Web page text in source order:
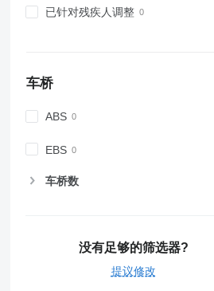
已针对残疾人调整
车桥
ABS
EBS
车桥数
没有足够的筛选器?
提议修改